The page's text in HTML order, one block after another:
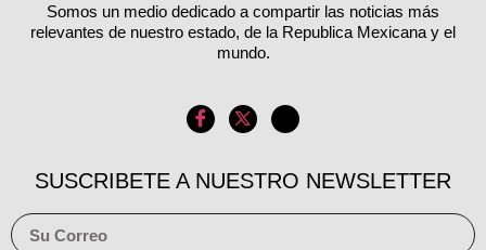
Somos un medio dedicado a compartir las noticias más
relevantes de nuestro estado, de la Republica Mexicana y el
mundo.
SUSCRIBETE A NUESTRO NEWSLETTER